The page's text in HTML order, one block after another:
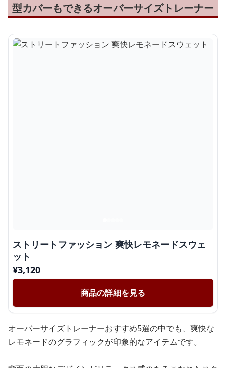
型カバーもできるオーバーサイズトレーナー
ストリートファッション 爽快レモネードスウェ
ット
¥3,120
商品の詳細を見る
オーバーサイズトレーナーおすすめ5選の中でも、爽快な
レモネードのグラフィックが印象的なアイテムです。